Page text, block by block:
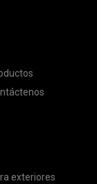
exteriores